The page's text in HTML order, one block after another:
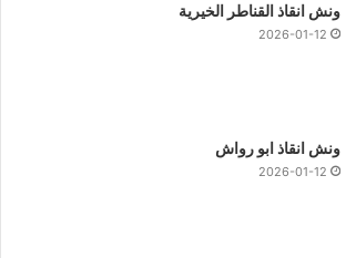
ونش انقاذ القناطر الخيرية
2026-01-12
ونش انقاذ ابو رواش
2026-01-12